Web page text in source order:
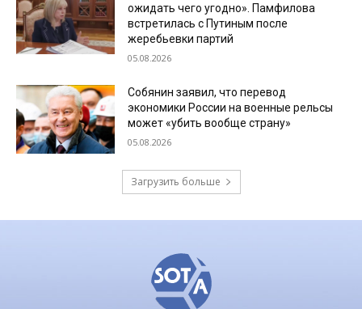
ожидать чего угодно». Памфилова
встретилась с Путиным после
жеребьевки партий
05.08.2026
Собянин заявил, что перевод
экономики России на военные рельсы
может «убить вообще страну»
05.08.2026
Загрузить больше